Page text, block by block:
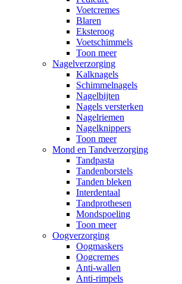
Voetcremes
Blaren
Eksteroog
Voetschimmels
Toon meer
Nagelverzorging
Kalknagels
Schimmelnagels
Nagelbijten
Nagels versterken
Nagelriemen
Nagelknippers
Toon meer
Mond en Tandverzorging
Tandpasta
Tandenborstels
Tanden bleken
Interdentaal
Tandprothesen
Mondspoeling
Toon meer
Oogverzorging
Oogmaskers
Oogcremes
Anti-wallen
Anti-rimpels